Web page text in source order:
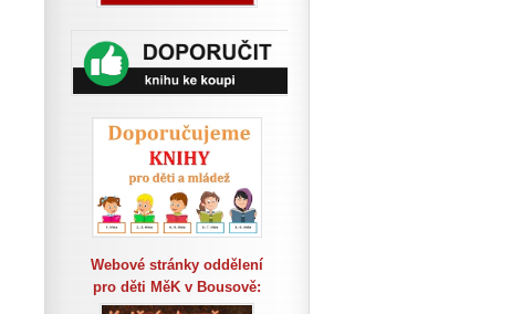
Webové stránky oddělení
pro děti MěK v Bousově: